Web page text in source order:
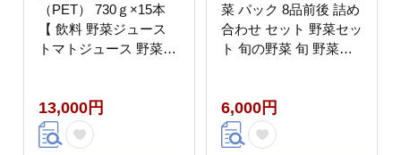
（PET） 730ｇ×15本
【 飲料 野菜ジュース
トマトジュース 野菜飲
ル 】[C07383]
13,000円
菜 パック 8品前後 詰め
合わせ セット 野菜セッ
ト 旬の野菜 旬 野菜詰
無料 たまねぎ にんじん
じゃがいも ほうれん草
トマト キャベツ しいた
6,000円